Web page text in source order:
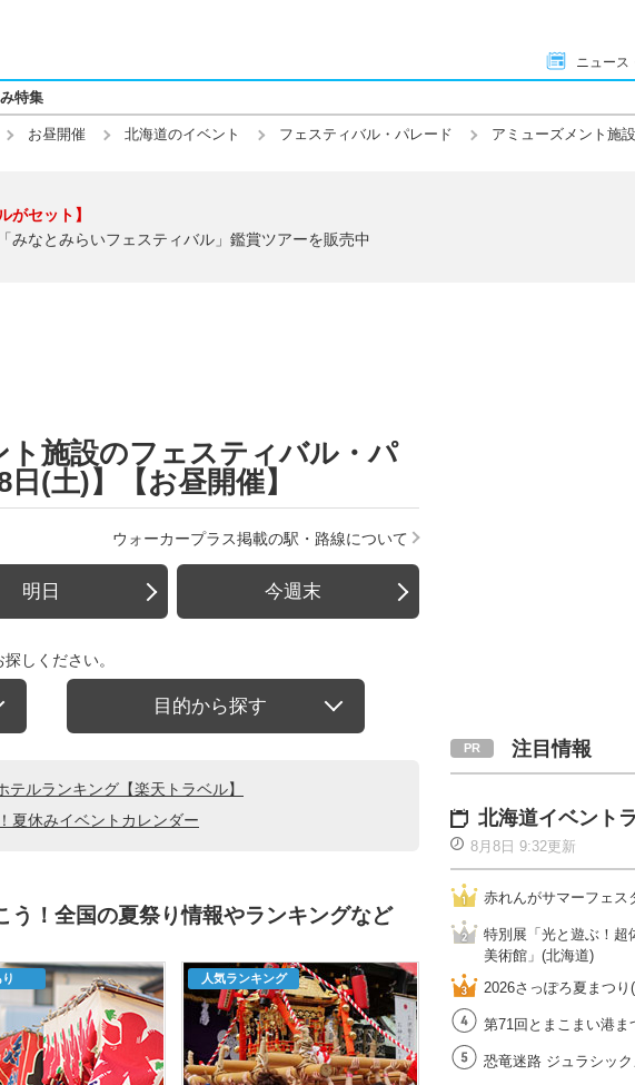
ニュース
特集
お昼開催 北海道のイベント フェスティバル・パレード アミューズメント施
がセット】
みなとみらいフェスティバル」鑑賞ツアーを販売中
施設のフェスティバル・パ
(土)】【お昼開催】
ウォーカープラス掲載の駅・路線について
明日 今週末
しください。
目的から探す
ルランキング【楽天トラベル】
夏休みイベントカレンダー
！全国の夏祭り情報やランキングなど
人気ランキング
注目情報
北海道イベント
8月8日 9:32更新
赤れんがサマーフェス
特別展「光と遊ぶ！
美術館」(北海道)
2026さっぽろ夏まつり
第71回とまこまい港ま
恐竜迷路 ジュラシッ